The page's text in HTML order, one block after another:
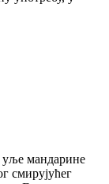
мандарине
смирујућег